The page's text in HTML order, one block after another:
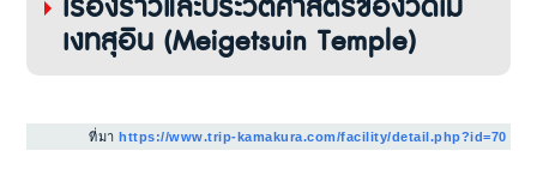
เรื่องราวและประวัติศาสตร์ของวัดเม
เงทสุอิน (Meigetsuin Temple)
ที่มาhttps://www.trip-kamakura.com/facility/detail.php?id=70